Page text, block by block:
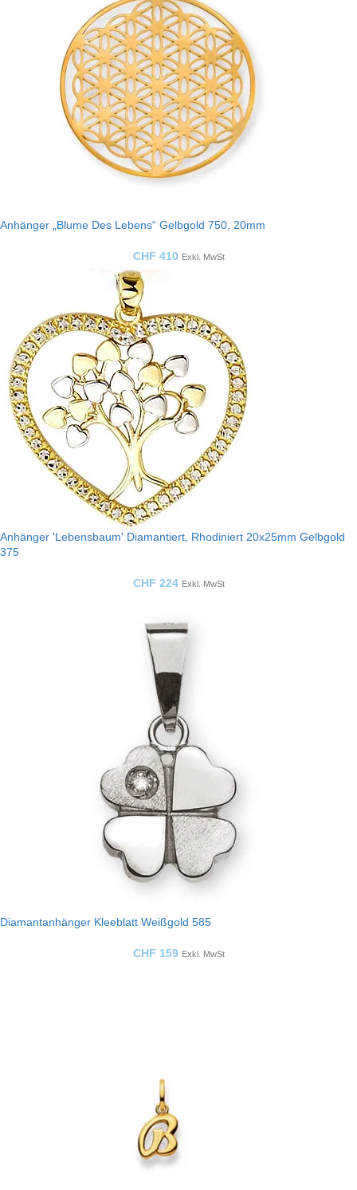
Anhänger „Blume Des Lebens“ Gelbgold 750, 20mm
CHF 410 Exkl. MwSt
Anhänger 'Lebensbaum' Diamantiert, Rhodiniert 20x25mm Gelbgold
375
CHF 224 Exkl. MwSt
Diamantanhänger Kleeblatt Weißgold 585
CHF 159 Exkl. MwSt